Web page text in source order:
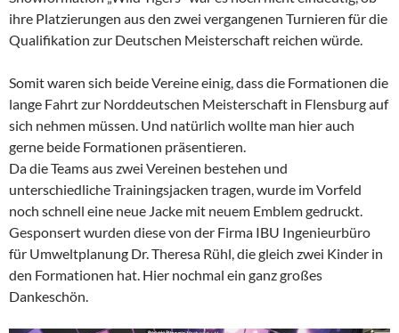
ihre Platzierungen aus den zwei vergangenen Turnieren für die
Qualifikation zur Deutschen Meisterschaft reichen würde.
Somit waren sich beide Vereine einig, dass die Formationen die
lange Fahrt zur Norddeutschen Meisterschaft in Flensburg auf
sich nehmen müssen. Und natürlich wollte man hier auch
gerne beide Formationen präsentieren.
Da die Teams aus zwei Vereinen bestehen und
unterschiedliche Trainingsjacken tragen, wurde im Vorfeld
noch schnell eine neue Jacke mit neuem Emblem gedruckt.
Gesponsert wurden diese von der Firma IBU Ingenieurbüro
für Umweltplanung Dr. Theresa Rühl, die gleich zwei Kinder in
den Formationen hat. Hier nochmal ein ganz großes
Dankeschön.